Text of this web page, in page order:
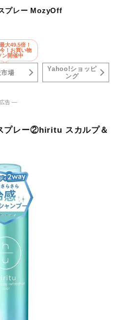
プレー MozyOff
大49.5倍！
！お買い物
ン開催中
場
Yahoo!ショッピ
ング
告 ―
プレー②hiritu スカルプ＆